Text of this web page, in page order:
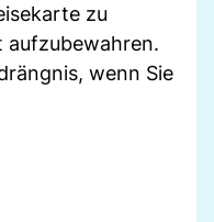
zu
aufzubewahren.
wenn Sie